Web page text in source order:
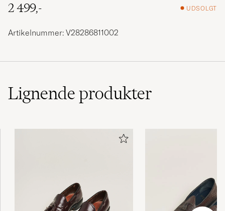
2 499,-
UDSOLGT
Artikelnummer: V28286811002
Lignendeprodukter